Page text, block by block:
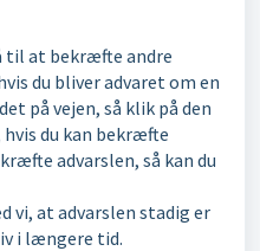
til at bekræfte andre
du bliver advaret om en
på vejen, så klik på den
du kan bekræfte
advarslen, så kan du
vi, at advarslen stadig er
i længere tid.